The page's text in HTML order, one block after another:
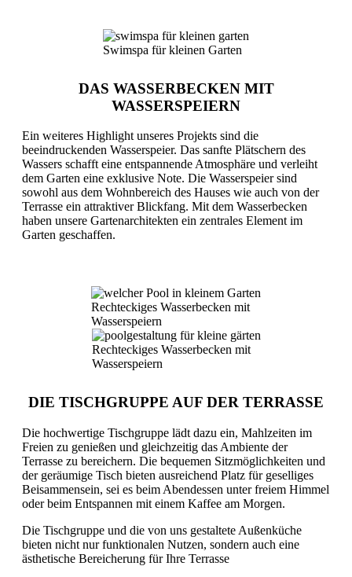
Swimspa für kleinen Garten
DAS WASSERBECKEN MIT
WASSERSPEIERN
Ein weiteres Highlight unseres Projekts sind die
beeindruckenden Wasserspeier. Das sanfte Plätschern des
Wassers schafft eine entspannende Atmosphäre und verleiht
dem Garten eine exklusive Note. Die Wasserspeier sind
sowohl aus dem Wohnbereich des Hauses wie auch von der
Terrasse ein attraktiver Blickfang. Mit dem Wasserbecken
haben unsere Gartenarchitekten ein zentrales Element im
Garten geschaffen.
Rechteckiges Wasserbecken mit
Wasserspeiern
Rechteckiges Wasserbecken mit
Wasserspeiern
DIE TISCHGRUPPE AUF DER TERRASSE
Die hochwertige Tischgruppe lädt dazu ein, Mahlzeiten im
Freien zu genießen und gleichzeitig das Ambiente der
Terrasse zu bereichern. Die bequemen Sitzmöglichkeiten und
der geräumige Tisch bieten ausreichend Platz für geselliges
Beisammensein, sei es beim Abendessen unter freiem Himmel
oder beim Entspannen mit einem Kaffee am Morgen.
Die Tischgruppe und die von uns gestaltete Außenküche
bieten nicht nur funktionalen Nutzen, sondern auch eine
ästhetische Bereicherung für Ihre Terrasse